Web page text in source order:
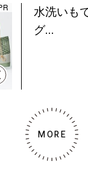
水洗いも
グ...
MORE